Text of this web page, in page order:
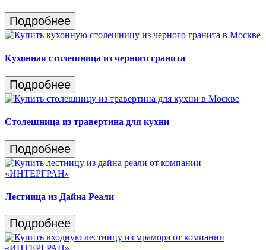
Подробнее
Кухонная столешница из черного гранита
Подробнее
Столешница из травертина для кухни
Подробнее
Лестница из Дайна Реали
Подробнее